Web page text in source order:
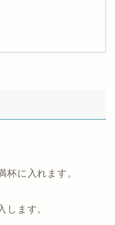
杯に入れます。
します。